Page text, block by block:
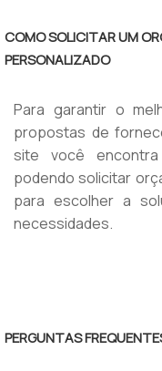
COMO SOLICITAR UM
PERSONALIZADO
Para garantir o
propostas de
site você encontra
podendo solicitar
para escolher a
necessidades.
PERGUNTAS